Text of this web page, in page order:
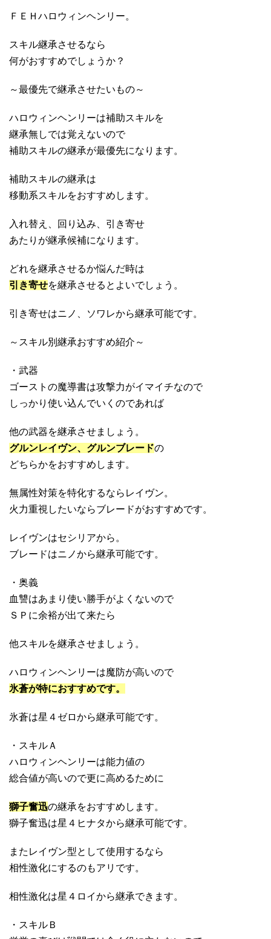
ＦＥＨハロウィンヘンリー。
スキル継承させるなら
何がおすすめでしょうか？
～最優先で継承させたいもの～
ハロウィンヘンリーは補助スキルを
継承無しでは覚えないので
補助スキルの継承が最優先になります。
補助スキルの継承は
移動系スキルをおすすめします。
入れ替え、回り込み、引き寄せ
あたりが継承候補になります。
どれを継承させるか悩んだ時は
引き寄せを継承させるとよいでしょう。
引き寄せはニノ、ソワレから継承可能です。
～スキル別継承おすすめ紹介～
・武器
ゴーストの魔導書は攻撃力がイマイチなので
しっかり使い込んでいくのであれば
他の武器を継承させましょう。
グルンレイヴン、グルンブレードの
どちらかをおすすめします。
無属性対策を特化するならレイヴン。
火力重視したいならブレードがおすすめです。
レイヴンはセシリアから。
ブレードはニノから継承可能です。
・奥義
血讐はあまり使い勝手がよくないので
ＳＰに余裕が出て来たら
他スキルを継承させましょう。
ハロウィンヘンリーは魔防が高いので
氷蒼が特におすすめです。
氷蒼は星４ゼロから継承可能です。
・スキルＡ
ハロウィンヘンリーは能力値の
総合値が高いので更に高めるために
獅子奮迅の継承をおすすめします。
獅子奮迅は星４ヒナタから継承可能です。
またレイヴン型として使用するなら
相性激化にするのもアリです。
相性激化は星４ロイから継承できます。
・スキルＢ